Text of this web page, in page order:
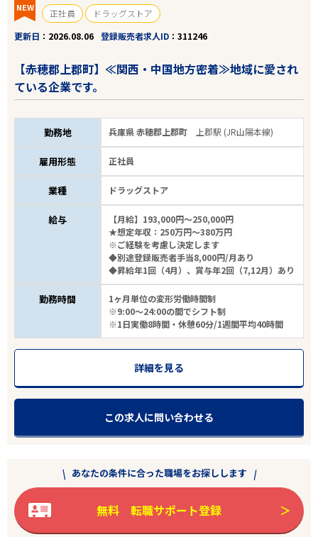
エリアで探す 駅から探す
NEW 正社員
ドラッグストア
更新日
2026.08.06 登録販売者求人ID 311246
【赤穂郡上郡町】≪関西・中国地方密着≫地域に愛され
ている企業です。
勤務地 兵庫県 赤穂郡上郡町 上郡駅 (JR山陽本線)
雇用形態 正社員
業種 ドラッグストア
給与
【月給】193,000円～250,000円
★想定年収：250万円～380万円
※ご経験を考慮し決定します
◆別途登録販売者手当8,000円/月あり
◆昇給年1回（4月）、賞与年2回（7,12月）あり
勤務時間
1ヶ月単位の変形労働時間制
※9:00～24:00の間でシフト制
※1日実働8時間・休憩60分/1週間平均40時間
詳細を見る
この求人に問い合わせる
あなたの条件に合った職場をお探しします
無料 転職サポート登録